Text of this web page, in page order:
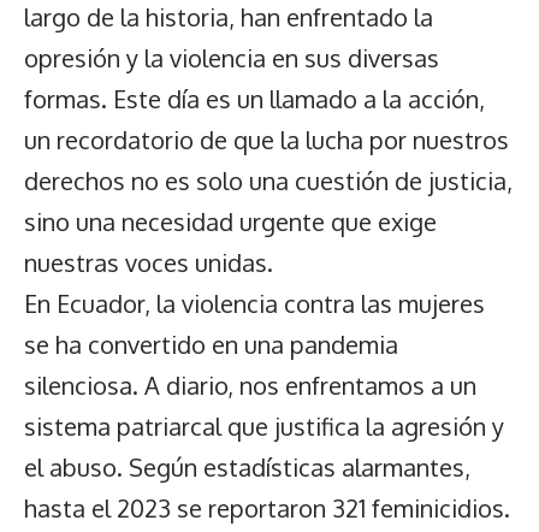
largo de la historia, han enfrentado la
opresión y la violencia en sus diversas
formas. Este día es un llamado a la acción,
un recordatorio de que la lucha por nuestros
derechos no es solo una cuestión de justicia,
sino una necesidad urgente que exige
nuestras voces unidas.
En Ecuador, la violencia contra las mujeres
se ha convertido en una pandemia
silenciosa. A diario, nos enfrentamos a un
sistema patriarcal que justifica la agresión y
el abuso. Según estadísticas alarmantes,
hasta el 2023 se reportaron 321 feminicidios.